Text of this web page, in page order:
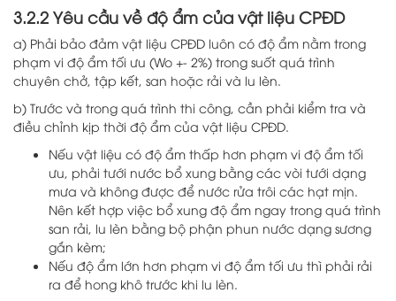
3.2.2 Yêu cầu về độ ẩm của vật liệu CPĐD
a) Phải bảo đảm vật liệu CPĐD luôn có độ ẩm nằm trong
phạm vi độ ẩm tối ưu (Wo +- 2%) trong suốt quá trình
chuyên chở, tập kết, san hoặc rải và lu lèn.
b) Trước và trong quá trình thi công, cần phải kiểm tra và
điều chỉnh kịp thời độ ẩm của vật liệu CPĐD.
Nếu vật liệu có độ ẩm thấp hơn phạm vi độ ẩm tối
ưu, phải tưới nước bổ xung bằng các vòi tưới dạng
mưa và không được để nước rửa trôi các hạt mịn.
Nên kết hợp việc bổ xung độ ẩm ngay trong quá trình
san rải, lu lèn bằng bộ phận phun nước dạng sương
gắn kèm;
Nếu độ ẩm lớn hơn phạm vi độ ẩm tối ưu thì phải rải
ra để hong khô trước khi lu lèn.